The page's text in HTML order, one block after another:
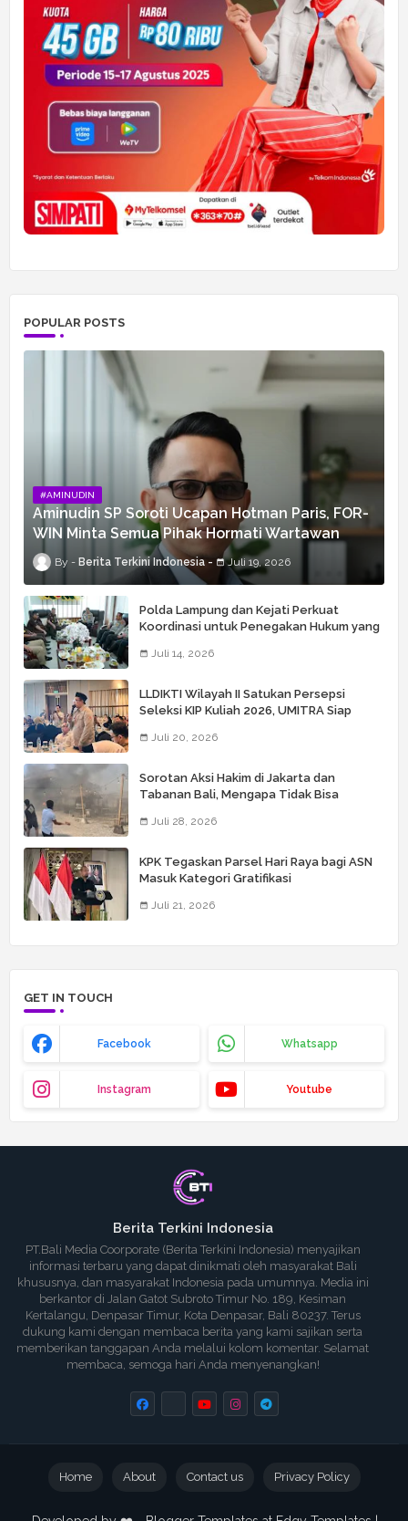
POPULAR POSTS
#AMINUDIN
Aminudin SP Soroti Ucapan Hotman Paris, FOR-
WIN Minta Semua Pihak Hormati Wartawan
Berita Terkini Indonesia Juli 19, 2026
Polda Lampung dan Kejati Perkuat
Koordinasi untuk Penegakan Hukum yang
Juli 14, 2026
LLDIKTI Wilayah II Satukan Persepsi
Seleksi KIP Kuliah 2026, UMITRA Siap
Juli 20, 2026
Sorotan Aksi Hakim di Jakarta dan
Tabanan Bali, Mengapa Tidak Bisa
Juli 28, 2026
KPK Tegaskan Parsel Hari Raya bagi ASN
Masuk Kategori Gratifikasi
Juli 21, 2026
GET IN TOUCH
Facebook Whatsapp
Instagram Youtube
Berita Terkini Indonesia
PT.Bali Media Coorporate (Berita Terkini Indonesia) menyajikan
informasi terbaru yang dapat dinikmati oleh masyarakat Bali
khususnya, dan masyarakat Indonesia pada umumnya. Media ini
berkantor di Jalan Gatot Subroto Timur No. 189, Kesiman
Kertalangu, Denpasar Timur, Kota Denpasar, Bali 80237. Terus
dukung kami dengan membaca berita yang kami sajikan serta
memberikan tanggapan Anda melalui kolom komentar. Selamat
membaca, semoga hari Anda menyenangkan!
Home About Contact us Privacy Policy